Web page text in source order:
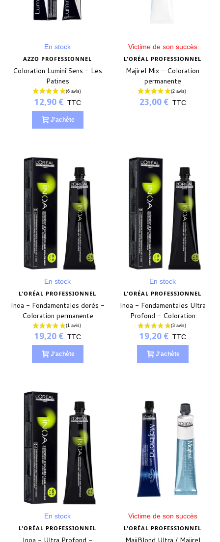
(2 avis)
En stock
AZZO PROFESSIONNEL
Coloration Lumini'Sens - Les
Patines
12,90 € TTC
J'achète
Victime de son succès
L'ORÉAL PROFESSIONNEL
Majirel Mix - Coloration
permanente
23,00 € TTC
En stock
L'ORÉAL PROFESSIONNEL
Inoa - Fondamentales dorés -
Coloration permanente
19,20 € TTC
J'achète
En stock
L'ORÉAL PROFESSIONNEL
Inoa - Fondamentales Ultra
Profond - Coloration
permanente
19,20 € TTC
J'achète
En stock
L'ORÉAL PROFESSIONNEL
Inoa - Ultra Profond -
Victime de son succès
L'ORÉAL PROFESSIONNEL
MajiBlond Ultra / Majirel